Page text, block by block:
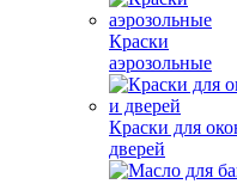
Краски
аэрозольные
Краски для
дверей